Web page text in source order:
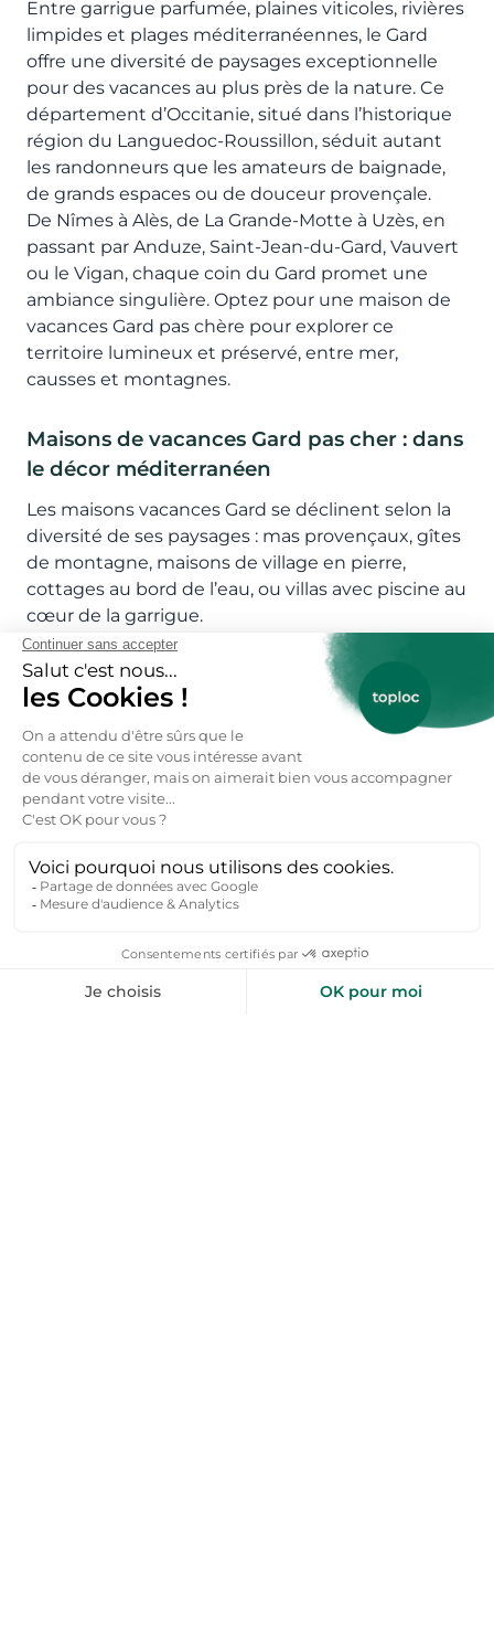
Entre garrigue parfumée, plaines viticoles, rivières
limpides et plages méditerranéennes, le Gard
offre une diversité de paysages exceptionnelle
pour des vacances au plus près de la nature. Ce
département d’Occitanie, situé dans l’historique
région du Languedoc-Roussillon, séduit autant
les randonneurs que les amateurs de baignade,
de grands espaces ou de douceur provençale.
De Nîmes à Alès, de La Grande-Motte à Uzès, en
passant par Anduze, Saint-Jean-du-Gard, Vauvert
ou le Vigan, chaque coin du Gard promet une
ambiance singulière. Optez pour une maison de
vacances Gard pas chère pour explorer ce
territoire lumineux et préservé, entre mer,
causses et montagnes.
Maisons de vacances Gard pas cher : dans
le décor méditerranéen
Les maisons vacances Gard se déclinent selon la
diversité de ses paysages : mas provençaux, gîtes
de montagne, maisons de village en pierre,
cottages au bord de l’eau, ou villas avec piscine au
cœur de la garrigue.
Dans la chaîne de montagnes des Cévennes, les
hébergements offrent souvent une vue
panoramique, un accès aux sentiers de
randonnée, et une fraîcheur bienvenue en été.
Dans la Petite Camargue, les maisons côtoient les
étangs, les marais salants et les vignobles, tandis
que sur le littoral gardois, les locations sont
proches des plages et idéales pour des séjours en
terrasse, jardin, piscine privée, cuisine d’été, de
belles pièces de séjour et sont pensés pour la vie
proximité de chemins de randonnées et de lieux
aux paysages uniques.